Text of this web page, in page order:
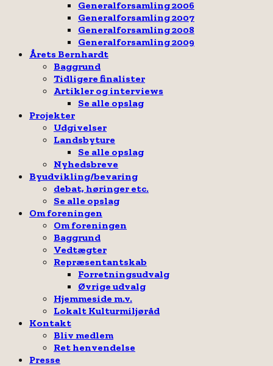
Generalforsamling 2006
Generalforsamling 2007
Generalforsamling 2008
Generalforsamling 2009
Årets Bernhardt
Baggrund
Tidligere finalister
Artikler og interviews
Se alle opslag
Projekter
Udgivelser
Landsbyture
Se alle opslag
Nyhedsbreve
Byudvikling/bevaring
debat, høringer etc.
Se alle opslag
Om foreningen
Om foreningen
Baggrund
Vedtægter
Repræsentantskab
Forretningsudvalg
Øvrige udvalg
Hjemmeside m.v.
Lokalt Kulturmiljøråd
Kontakt
Bliv medlem
Ret henvendelse
Presse